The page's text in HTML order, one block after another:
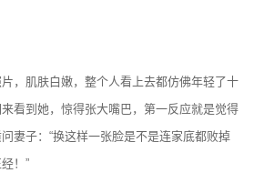
，肌肤白嫩，整个人看上去都仿佛年轻了十
看到她，惊得张大嘴巴，第一反应就是觉得
妻子：“换这样一张脸是不是连家底都败掉
！”